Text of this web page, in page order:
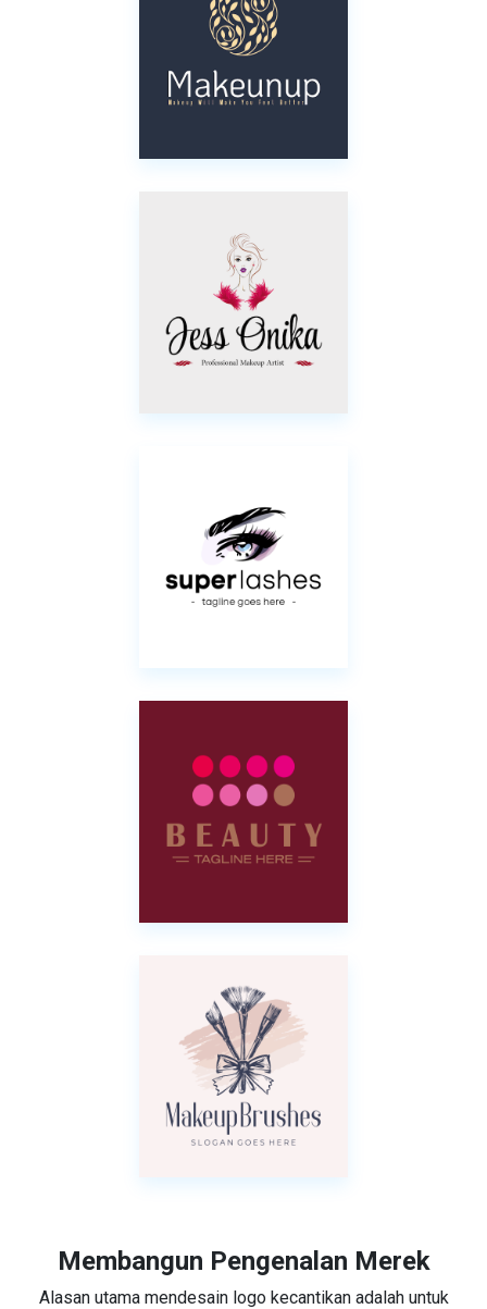
Membangun Pengenalan Merek
Alasan utama mendesain logo kecantikan adalah untuk